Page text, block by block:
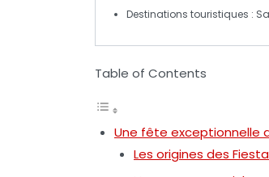
Destinations touristiques :
Table of Contents
Une fête exceptionnelle
Les origines des